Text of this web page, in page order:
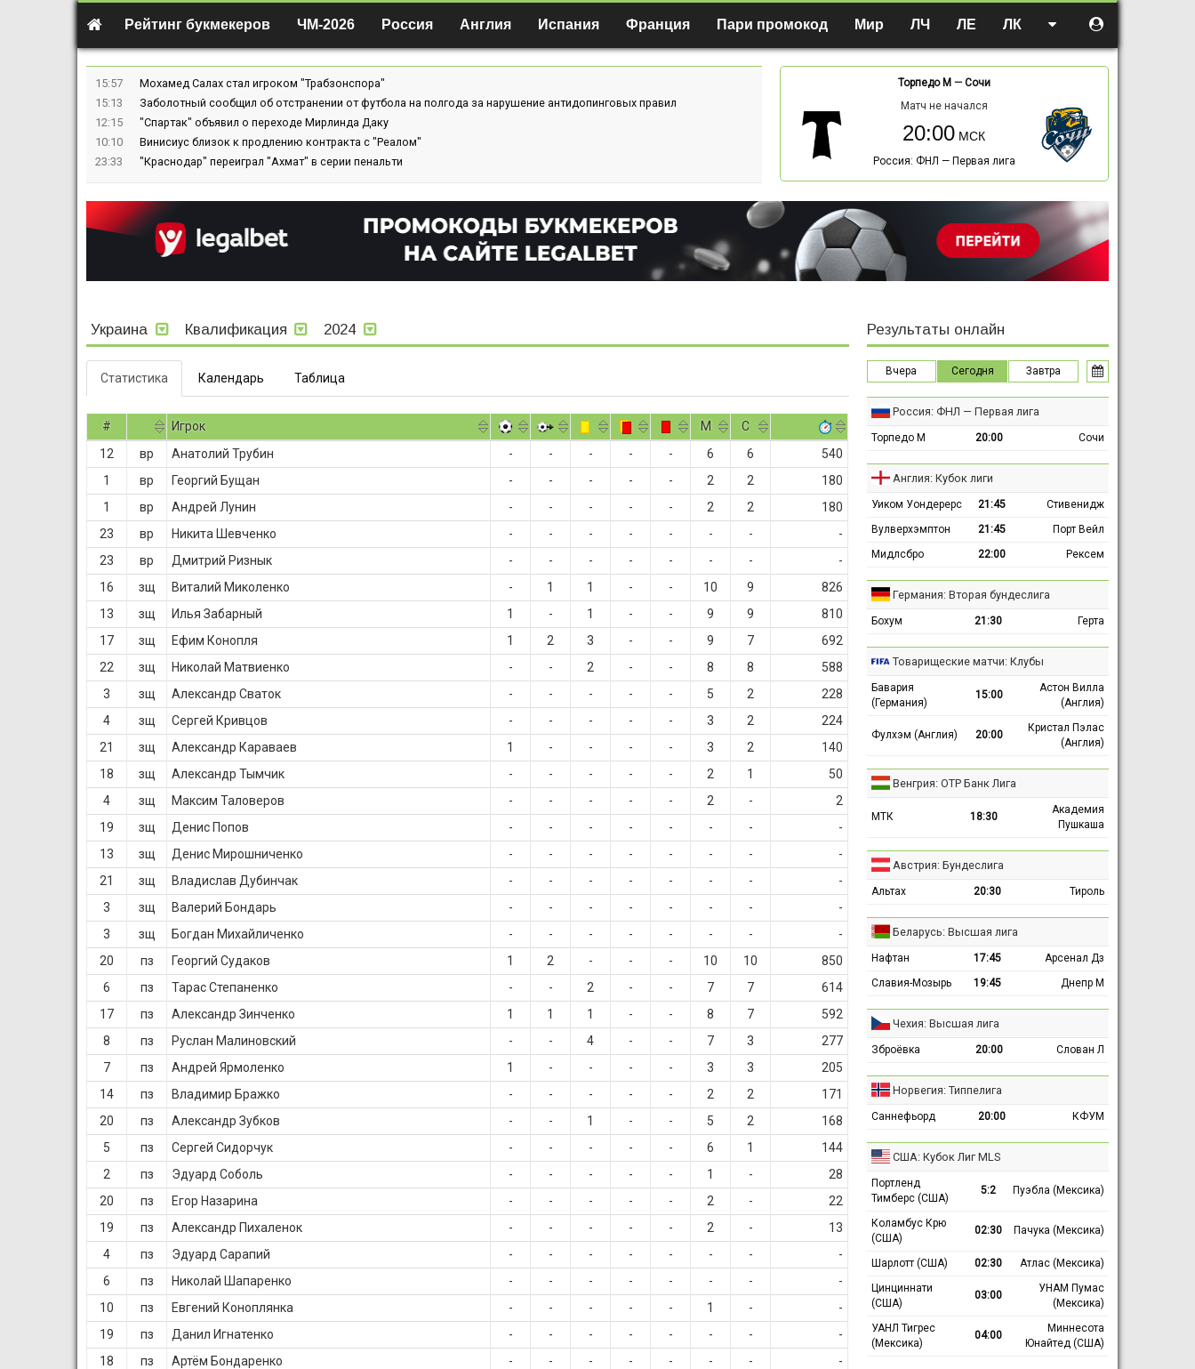
Рейтинг букмекеров ЧМ-2026 Россия Англия Испания Франция Пари промокод Мир ЛЧ ЛЕ ЛК
15:57
Мохамед Салах стал игроком "Трабзонспора"
15:13
Заболотный сообщил об отстранении от футбола на полгода за нарушение антидопинговых правил
12:15
"Спартак" объявил о переходе Мирлинда Даку
10:10
Винисиус близок к продлению контракта с "Реалом"
23:33
"Краснодар" переиграл "Ахмат" в серии пенальти
Торпедо М — Сочи
Матч не начался
20:00
Россия: ФНЛ — Первая лига
Украина Квалификация 2024
Статистика Календарь Таблица
# Игрок M
С
12
вр Анатолий Трубин - - - - - 6 6
540
1
вр Георгий Бущан - - - - - 2 2
180
1
вр Андрей Лунин - - - - - 2 2
180
23
вр Никита Шевченко - - - - - - -
-
23
вр Дмитрий Ризнык - - - - - - -
-
16
зщ Виталий Миколенко - 1 1 - - 10 9
826
13
зщ Илья Забарный 1 - 1 - - 9 9
810
17
зщ Ефим Конопля 1 2 3 - - 9 7
692
22
зщ Николай Матвиенко - - 2 - - 8 8
588
3
зщ Александр Сваток - - - - - 5 2
228
4
зщ Сергей Кривцов - - - - - 3 2
224
21
зщ Александр Караваев 1 - - - - 3 2
140
18
зщ Александр Тымчик - - - - - 2 1
50
4
зщ Максим Таловеров - - - - - 2 -
2
19
зщ Денис Попов - - - - - - -
-
13
зщ Денис Мирошниченко - - - - - - -
-
21
зщ Владислав Дубинчак - - - - - - -
-
3
зщ Валерий Бондарь - - - - - - -
-
3
зщ Богдан Михайличенко - - - - - - -
-
20
пз Георгий Судаков 1 2 - - - 10 10
850
6
пз Тарас Степаненко - - 2 - - 7 7
614
17
пз Александр Зинченко 1 1 1 - - 8 7
592
8
пз Руслан Малиновский - - 4 - - 7 3
277
7
пз Андрей Ярмоленко 1 - - - - 3 3
205
14
пз Владимир Бражко - - - - - 2 2
171
20
пз Александр Зубков - - 1 - - 5 2
168
5
пз Сергей Сидорчук - - - - - 6 1
144
2
пз Эдуард Соболь - - - - - 1 -
28
20
пз Егор Назарина - - - - - 2 -
22
19
пз Александр Пихаленок - - - - - 2 -
13
4
пз Эдуард Сарапий - - - - - - -
-
6
пз Николай Шапаренко - - - - - - -
-
10
пз Евгений Коноплянка - - - - - 1 -
-
19
пз Данил Игнатенко - - - - - - -
-
18
пз Артём Бондаренко - - - - - - -
-
Результаты онлайн
Вчера Сегодня Завтра
Россия: ФНЛ — Первая лига
Торпедо М 20:00 Сочи
Англия: Кубок лиги
Уиком Уондерерс 21:45
Стивенидж
Вулверхэмптон
21:45
Порт Вейл
Мидлсбро
22:00 Рексем
Германия: Вторая бундеслига
Бохум 21:30 Герта
Товарищеские матчи: Клубы
Бавария
(Германия)
15:00
Астон Вилла
(Англия)
Фулхэм (Англия) 20:00
Кристал Пэлас
(Англия)
Венгрия: ОТР Банк Лига
МТК 18:30
Академия
Пушкаша
Австрия: Бундеслига
Альтах 20:30 Тироль
Беларусь: Высшая лига
Нафтан 17:45
Арсенал Дз
Славия-Мозырь
19:45 Днепр М
Чехия: Высшая лига
Зброёвка 20:00 Слован Л
Норвегия: Типпелига
Саннефьорд 20:00 КФУМ
США: Кубок Лиг MLS
Портленд
Тимберс (США)
5:2 Пуэбла (Мексика)
Коламбус Крю
(США)
02:30 Пачука (Мексика)
Шарлотт (США) 02:30
Атлас (Мексика)
Цинциннати
(США)
03:00
УНАМ Пумас
(Мексика)
УАНЛ Тигрес
(Мексика)
04:00
Миннесота
Юнайтед (США)